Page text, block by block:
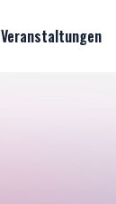
Veranstaltungen